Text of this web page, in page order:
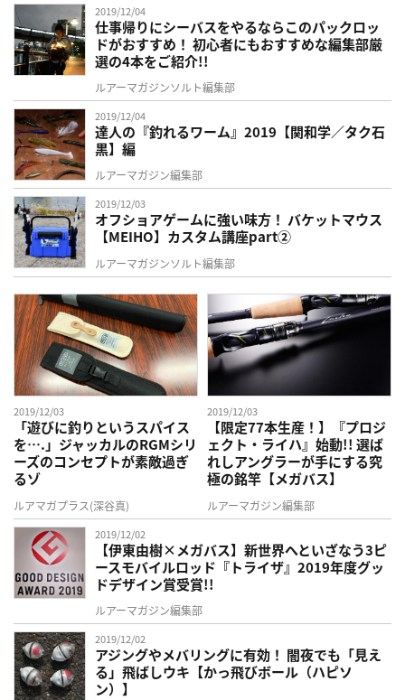
2019/12/04
仕事帰りにシーバスをやるならこのパックロッ
ドがおすすめ！ 初心者にもおすすめな編集部厳
選の4本をご紹介!!
ルアーマガジンソルト編集部
2019/12/04
達人の『釣れるワーム』2019【関和学／タク石
黒】編
ルアーマガジン編集部
2019/12/03
オフショアゲームに強い味方！ バケットマウス
【MEIHO】カスタム講座part②
ルアーマガジンソルト編集部
2019/12/03
「遊びに釣りというスパイス
を….」ジャッカルのRGMシリ
ーズのコンセプトが素敵過ぎ
るゾ
ルアマガプラス(深谷真)
2019/12/03
【限定77本生産！】『プロジ
ェクト・ライハ』始動!! 選ば
れしアングラーが手にする究
極の銘竿【メガバス】
ルアーマガジン編集部
2019/12/02
【伊東由樹×メガバス】新世界へといざなう3ピ
ースモバイルロッド『トライザ』2019年度グッ
ドデザイン賞受賞!!
ルアーマガジン編集部
2019/12/02
アジングやメバリングに有効！ 闇夜でも「見え
る」飛ばしウキ【かっ飛びボール（ハピソ
ン）】